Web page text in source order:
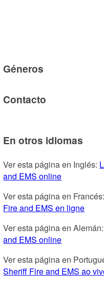
Géneros
Contacto
En otros idiomas
Ver esta página en Inglés:
and EMS online
Ver esta página en Francés:
Fire and EMS en ligne
Ver esta página en Alemán:
and EMS online
Ver esta página en
Sheriff Fire and EMS ao